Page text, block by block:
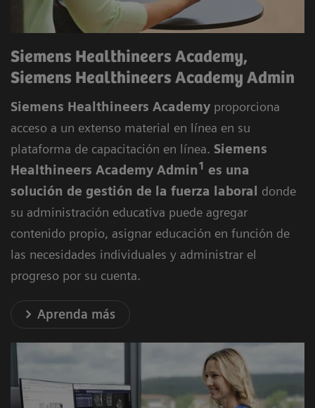
Siemens Healthineers Academy,
Siemens Healthineers Academy Admin
Siemens Healthineers Academy proporciona
acceso a un extenso material en línea en su
plataforma de capacitación en línea. Siemens
Healthineers Academy Admin1
es una
solución de gestión de la fuerza laboral
donde
su administración educativa puede agregar
contenido propio, asignar educación en función de
las necesidades individuales y administrar el
progreso por su cuenta.
Aprenda más